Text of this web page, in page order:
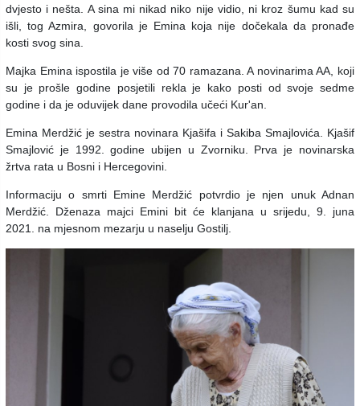
dvjesto i nešta. A sina mi nikad niko nije vidio, ni kroz šumu kad su
išli, tog Azmira, govorila je Emina koja nije dočekala da pronađe
kosti svog sina.
Majka Emina ispostila je više od 70 ramazana. A novinarima AA, koji
su je prošle godine posjetili rekla je kako posti od svoje sedme
godine i da je oduvijek dane provodila učeći Kur'an.
Emina Merdžić je sestra novinara Kjašifa i Sakiba Smajlovića. Kjašif
Smajlović je 1992. godine ubijen u Zvorniku. Prva je novinarska
žrtva rata u Bosni i Hercegovini.
Informaciju o smrti Emine Merdžić potvrdio je njen unuk Adnan
Merdžić. Dženaza majci Emini bit će klanjana u srijedu, 9. juna
2021. na mjesnom mezarju u naselju Gostilj.